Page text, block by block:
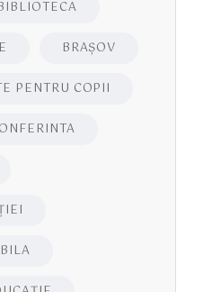
BRAŞOV
PENTRU COPII